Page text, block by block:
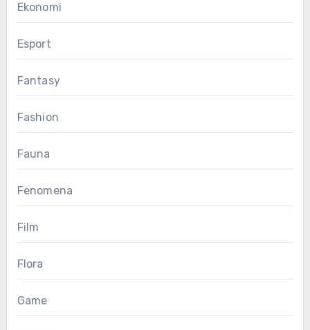
Ekonomi
Esport
Fantasy
Fashion
Fauna
Fenomena
Film
Flora
Game